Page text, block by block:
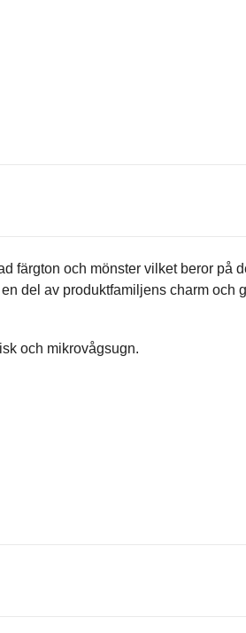
färgton och mönster vilket beror på
del av produktfamiljens charm och
och mikrovågsugn.